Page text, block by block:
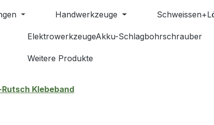
Handwerkzeuge
ElektrowerkzeugeAkku-Schlagbohrschrauber
Weitere Produkte
Klebeband